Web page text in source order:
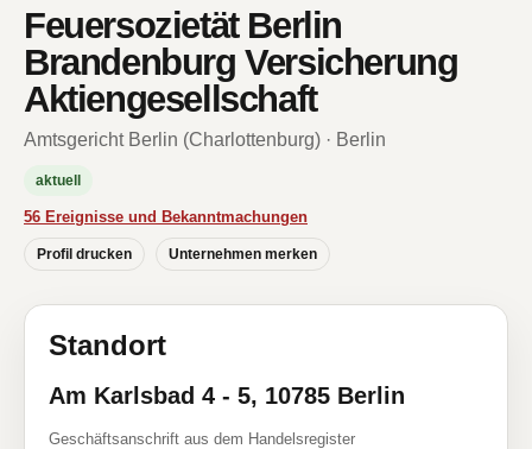
Feuersozietät Berlin
Brandenburg Versicherung
Aktiengesellschaft
Amtsgericht Berlin (Charlottenburg) · Berlin
aktuell
56 Ereignisse und Bekanntmachungen
Profil drucken Unternehmen merken
Standort
Am Karlsbad 4 - 5, 10785 Berlin
Geschäftsanschrift aus dem Handelsregister